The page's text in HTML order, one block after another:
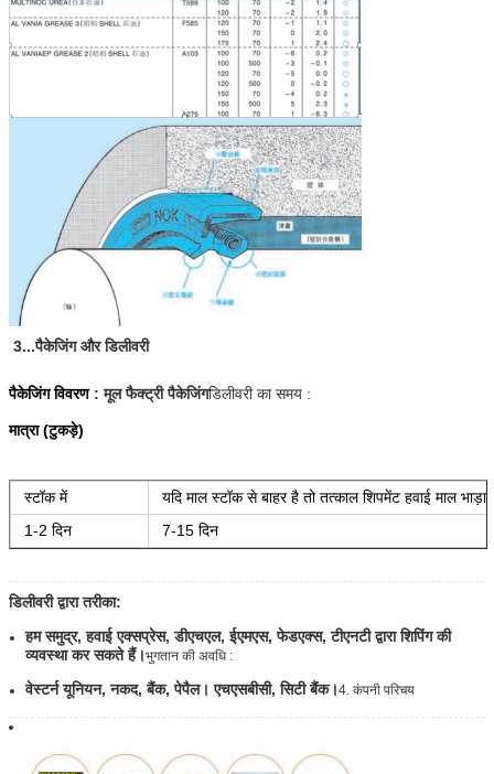
3...पैकेजिंग और डिलीवरी
पैकेजिंग विवरण: मूल फैक्ट्री पैकेजिंगडिलीवरी का समय :
मात्रा (टुकड़े)
स्टॉक में
यदि माल स्टॉक से बाहर है तो तत्काल शिपमेंट हवाई माल भाड़ा
1-2 दिन
7-15 दिन
डिलीवरी द्वारा तरीका:
हम समुद्र, हवाई एक्सप्रेस, डीएचएल, ईएमएस, फेडएक्स, टीएनटी द्वारा शिपिंग की
व्यवस्था कर सकते हैं।भुगतान की अवधि :
वेस्टर्न यूनियन, नकद, बैंक, पेपैल। एचएसबीसी, सिटी बैंक।4. कंपनी परिचय